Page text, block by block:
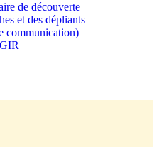
de découverte
et des dépliants
communication)